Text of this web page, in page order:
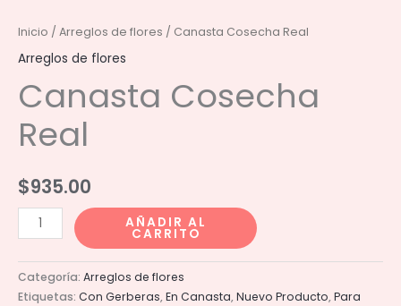
Inicio / Arreglos de flores / Canasta Cosecha Real
Arreglos de flores
Canasta Cosecha
Real
$935.00
Canasta
Cosecha
Real
cantidad
AÑADIR AL
CARRITO
Categoría: Arreglos de flores
Etiquetas: Con Gerberas,En Canasta,Nuevo Producto,Para